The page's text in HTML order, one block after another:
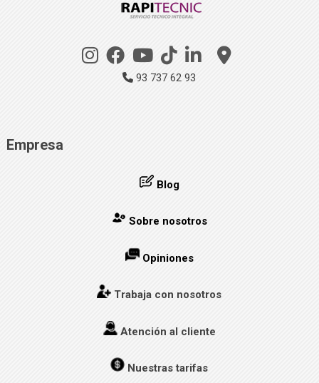
93 737 62 93
Empresa
Blog
Sobre nosotros
Opiniones
Trabaja con nosotros
Atención al cliente
Nuestras tarifas